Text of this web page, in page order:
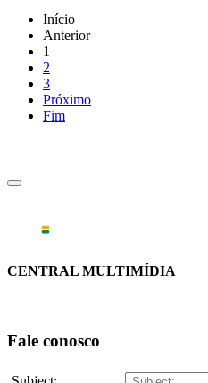
Início
Anterior
1
2
3
Próximo
Fim
CENTRAL MULTIMÍDIA
Fale conosco